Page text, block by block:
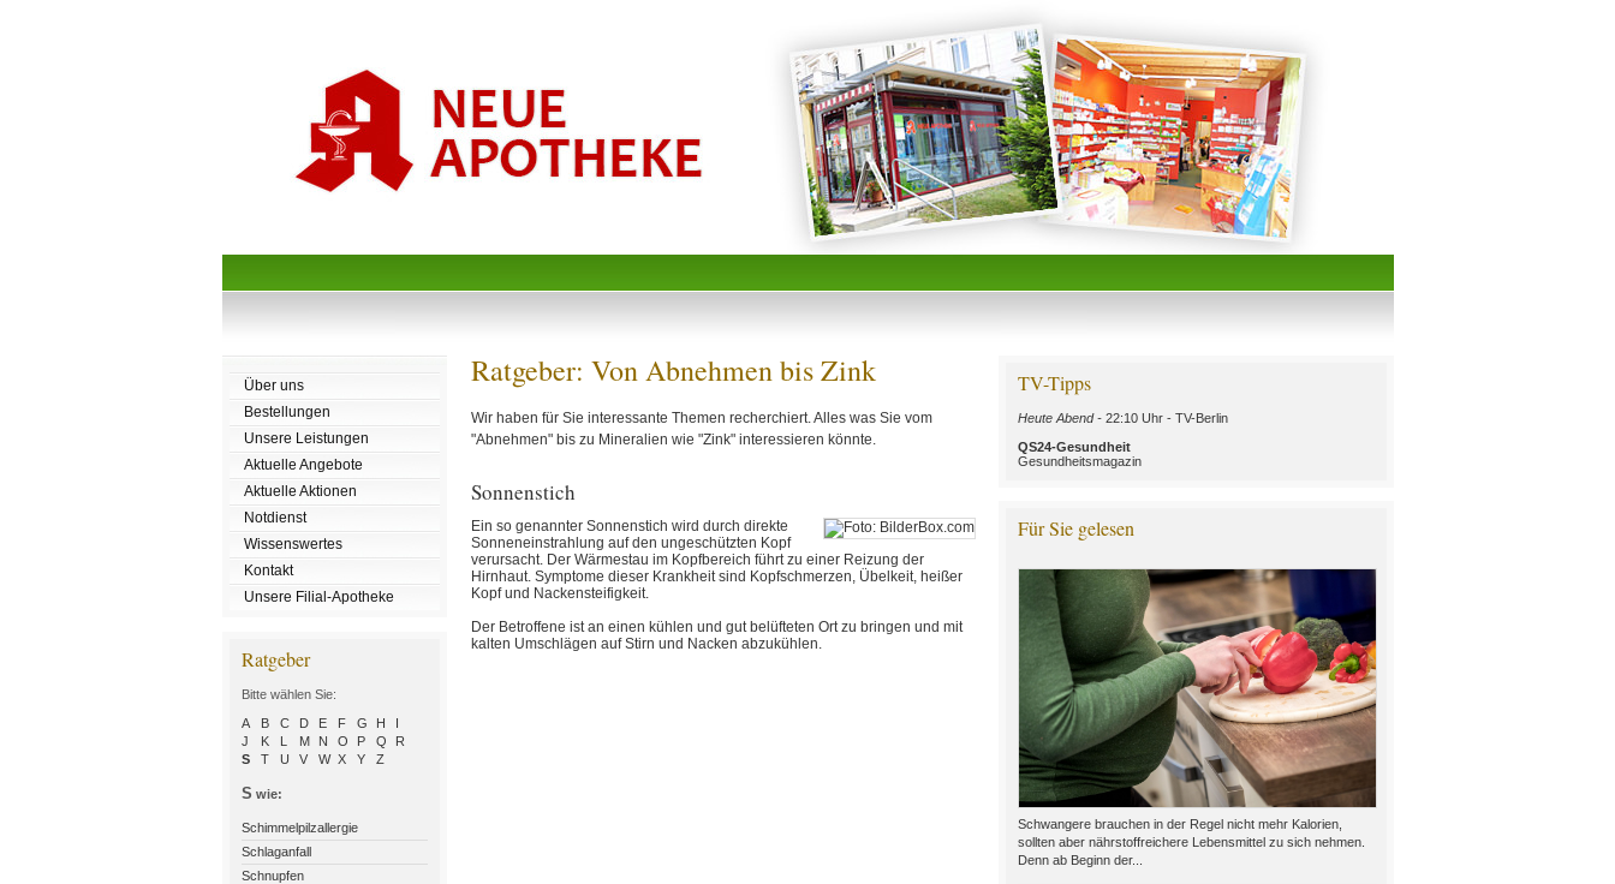
Über uns
Bestellungen
Unsere Leistungen
Aktuelle Angebote
Aktuelle Aktionen
Notdienst
Wissenswertes
Kontakt
Unsere Filial-Apotheke
Ratgeber
Bitte wählen Sie:
A
B C D E F G H
I
J
K L M N O P Q
R
S
T U V W X Y Z
S wie:
Schimmelpilzallergie
Schlaganfall
Schnupfen
Ratgeber: Von Abnehmen bis Zink
Wir haben für Sie interessante Themen recherchiert. Alles was Sie vom
"Abnehmen" bis zu Mineralien wie "Zink" interessieren könnte.
Sonnenstich
Ein so genannter Sonnenstich wird durch direkte
Sonneneinstrahlung auf den ungeschützten Kopf
verursacht. Der Wärmestau im Kopfbereich führt zu einer Reizung der
Hirnhaut. Symptome dieser Krankheit sind Kopfschmerzen, Übelkeit, heißer
Kopf und Nackensteifigkeit.
Der Betroffene ist an einen kühlen und gut belüfteten Ort zu bringen und mit
kalten Umschlägen auf Stirn und Nacken abzukühlen.
TV-Tipps
Heute Abend -22:10 Uhr - TV-Berlin
QS24-Gesundheit
Gesundheitsmagazin
Für Sie gelesen
Schwangere brauchen in der Regel nicht mehr Kalorien,
sollten aber nährstoffreichere Lebensmittel zu sich nehmen.
Denn ab Beginn der...